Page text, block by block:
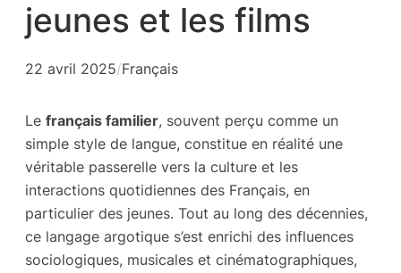
jeunes et les films
22 avril 2025/Français
Le français familier, souvent perçu comme un
simple style de langue, constitue en réalité une
véritable passerelle vers la culture et les
interactions quotidiennes des Français, en
particulier des jeunes. Tout au long des décennies,
ce langage argotique s’est enrichi des influences
sociologiques, musicales et cinématographiques,